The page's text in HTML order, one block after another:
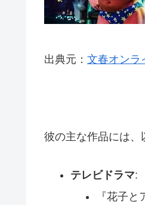
出典元： 文春オンラ
彼の主な作品には、
テレビドラマ:
『花子と